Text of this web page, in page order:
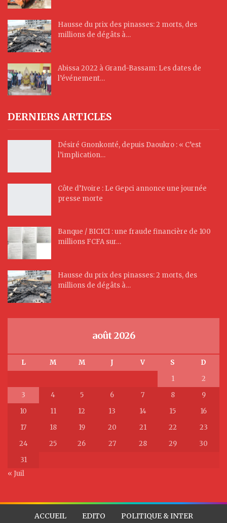
Hausse du prix des pinasses: 2 morts, des
millions de dégâts à…
Abissa 2022 à Grand-Bassam: Les dates de
l’événement…
DERNIERS ARTICLES
Désiré Gnonkonté, depuis Daoukro : « C’est
l’implication…
Côte d’Ivoire : Le Gepci annonce une journée
presse morte
Banque / BICICI : une fraude financière de 100
millions FCFA sur…
Hausse du prix des pinasses: 2 morts, des
millions de dégâts à…
août 2026
L M M J V S
D
1
2
3
4 5 6 7 8
9
10
11 12 13 14 15
16
17
18 19 20 21 22
23
24
25 26 27 28 29
30
31
« Juil
ACCUEIL EDITO POLITIQUE & INTER